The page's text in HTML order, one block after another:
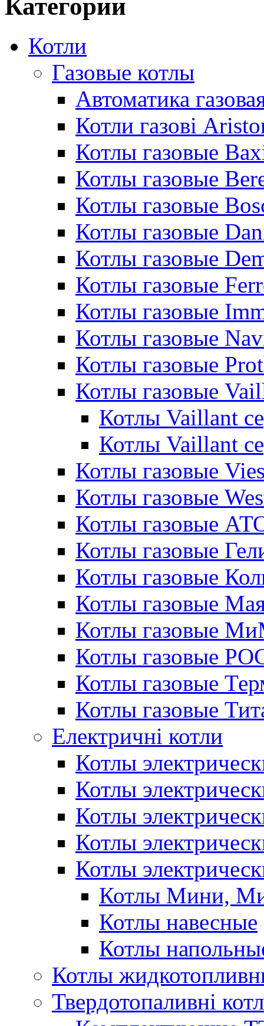
Категории
Котли
Газовые котлы
Автоматика
Котли газові
Котлы газовые
Котлы газовые
Котлы газовые
Котлы газовые
Котлы газовые
Котлы газовые
Котлы газовые
Котлы газовые
Котлы газовые
Котлы газовые
Котлы Vaillant
Котлы Vaillant
Котлы газовые
Котлы газовые
Котлы газовые
Котлы газовые
Котлы газовые
Котлы газовые
Котлы газовые
Котлы газовые
Котлы газовые
Котлы газовые
Електричні котли
Котлы
Котлы
Котлы
Котлы
Котлы
Котлы Мини,
Котлы навесные
Котлы
Котлы
Твердотопаливні